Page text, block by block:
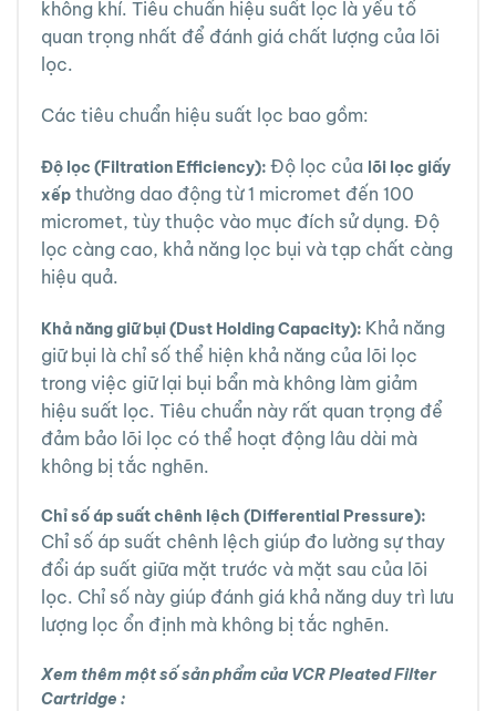
không khí. Tiêu chuẩn hiệu suất lọc là yếu tố
quan trọng nhất để đánh giá chất lượng của lõi
lọc.
Các tiêu chuẩn hiệu suất lọc bao gồm:
Độ lọc (Filtration Efficiency): Độ lọc của lõi lọc giấy
xếp thường dao động từ 1 micromet đến 100
micromet, tùy thuộc vào mục đích sử dụng. Độ
lọc càng cao, khả năng lọc bụi và tạp chất càng
hiệu quả.
Khả năng giữ bụi (Dust Holding Capacity): Khả năng
giữ bụi là chỉ số thể hiện khả năng của lõi lọc
trong việc giữ lại bụi bẩn mà không làm giảm
hiệu suất lọc. Tiêu chuẩn này rất quan trọng để
đảm bảo lõi lọc có thể hoạt động lâu dài mà
không bị tắc nghẽn.
Chỉ số áp suất chênh lệch (Differential Pressure):
Chỉ số áp suất chênh lệch giúp đo lường sự thay
đổi áp suất giữa mặt trước và mặt sau của lõi
lọc. Chỉ số này giúp đánh giá khả năng duy trì lưu
lượng lọc ổn định mà không bị tắc nghẽn.
Xem thêm một số sản phẩm của VCR Pleated Filter
Cartridge :